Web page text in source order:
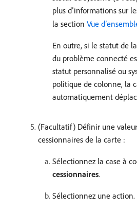
plus d’informations sur
la section Vue
En outre, si le statut de
du problème connecté
statut personnalisé ou
politique de colonne, la
automatiquement
(Facultatif) Définir une
cessionnaires de la carte :
Sélectionnez la case à
cessionnaires.
Sélectionnez une action.